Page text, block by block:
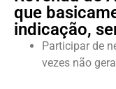
que
indicação,
Participar de
vezes não